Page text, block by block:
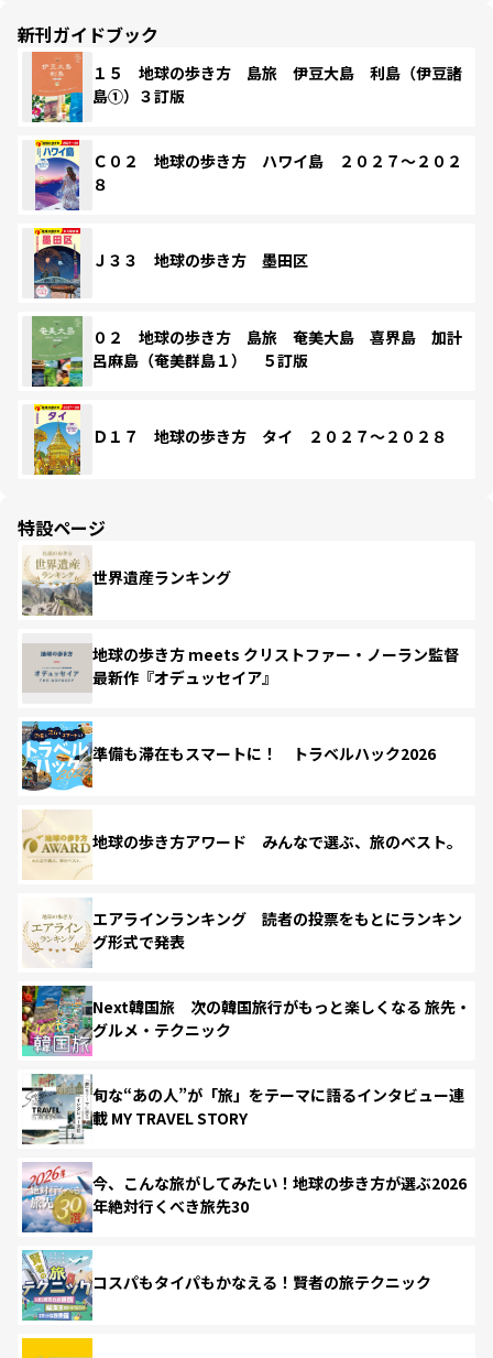
新刊ガイドブック
１５ 地球の歩き方 島旅 伊豆大島 利島（伊豆諸
島①）３訂版
Ｃ０２ 地球の歩き方 ハワイ島 ２０２７～２０２
８
Ｊ３３ 地球の歩き方 墨田区
０２ 地球の歩き方 島旅 奄美大島 喜界島 加計
呂麻島（奄美群島１） ５訂版
Ｄ１７ 地球の歩き方 タイ ２０２７～２０２８
特設ページ
世界遺産ランキング
地球の歩き方 meets クリストファー・ノーラン監督
最新作『オデュッセイア』
準備も滞在もスマートに！ トラベルハック2026
地球の歩き方アワード みんなで選ぶ、旅のベスト。
エアラインランキング 読者の投票をもとにランキン
グ形式で発表
Next韓国旅 次の韓国旅行がもっと楽しくなる 旅先・
グルメ・テクニック
旬な“あの人”が「旅」をテーマに語るインタビュー連
載 MY TRAVEL STORY
今、こんな旅がしてみたい！地球の歩き方が選ぶ2026
年絶対行くべき旅先30
コスパもタイパもかなえる！賢者の旅テクニック